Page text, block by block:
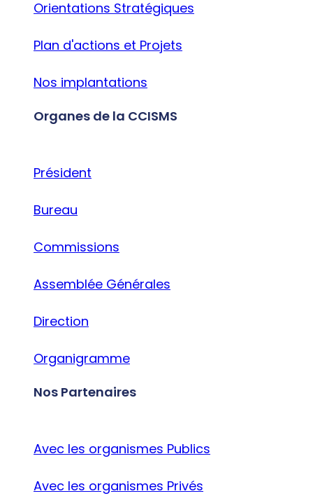
Orientations Stratégiques
Plan d'actions et Projets
Nos implantations
Organes de la CCISMS
Président
Bureau
Commissions
Assemblée Générales
Direction
Organigramme
Nos Partenaires
Avec les organismes Publics
Avec les organismes Privés